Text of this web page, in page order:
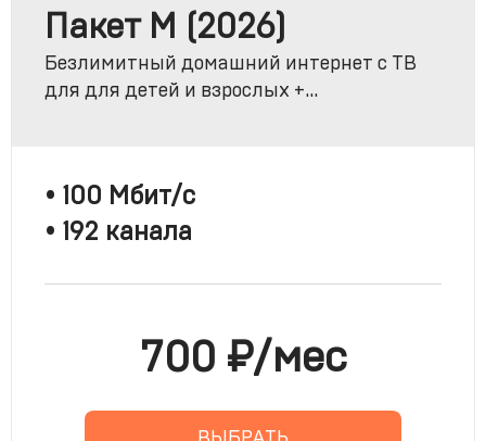
Пакет M (2026)
Безлимитный домашний интернет с ТВ
для для детей и взрослых +
• 100 Мбит/с
• 192 канала
700 ₽/мес